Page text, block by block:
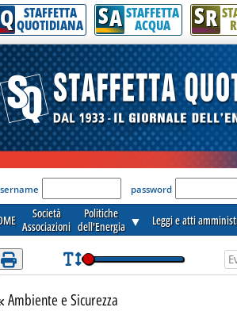
lèggere interamente la notizia.
Q STAFFETTA
QUOTIDIANA SA STAFFETTA
ACQUA SR
Login per accedere'
password
Società
Associazioni
Politiche
dell'Energia ▼ Leggi e atti
Torna alla sezione
Ambiente e Sicurezza